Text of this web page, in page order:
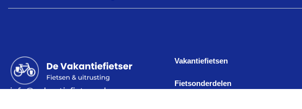
info@vakantiefietser.nl
Vakantiefietsen
Fietsonderdelen